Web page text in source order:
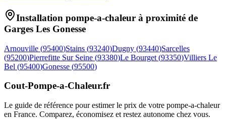
Installation pompe-a-chaleur à proximité de
Garges Les Gonesse
Arnouville (95400)Stains (93240)Dugny (93440)Sarcelles
(95200)Pierrefitte Sur Seine (93380)Le Bourget (93350)Villiers Le
Bel (95400)Gonesse (95500)
Cout-Pompe-a-Chaleur.fr
Le guide de référence pour estimer le prix de votre pompe-a-chaleur
en France. Comparez, économisez et restez autonome chez vous.